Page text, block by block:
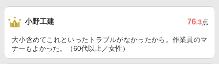
小野工建 76.3点
大小含めてこれといったトラブルがなかったから。作業員のマ
ナーもよかった。（60代以上／女性）